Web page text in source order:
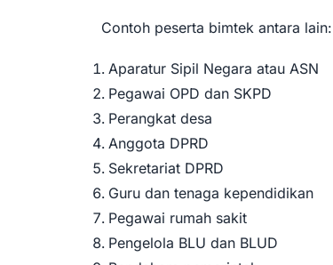
Contoh peserta bimtek antara lain:
Aparatur Sipil Negara atau ASN
Pegawai OPD dan SKPD
Perangkat desa
Anggota DPRD
Sekretariat DPRD
Guru dan tenaga kependidikan
Pegawai rumah sakit
Pengelola BLU dan BLUD